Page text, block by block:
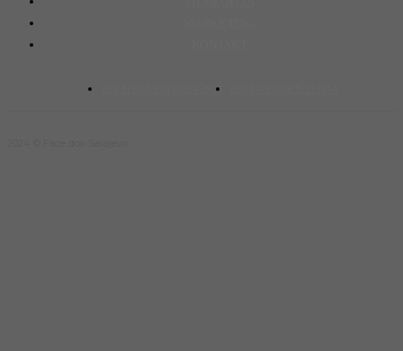
POLITIKA PRIVATNOSTI